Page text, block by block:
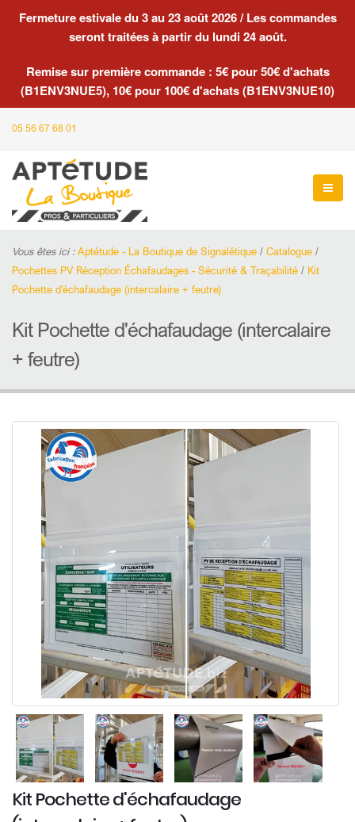
Fermeture estivale du 3 au 23 août 2026 / Les commandes
seront traitées à partir du lundi 24 août.
Remise sur première commande : 5€ pour 50€ d'achats
(B1ENV3NUE5), 10€ pour 100€ d'achats (B1ENV3NUE10)
05 56 67 68 01
Vous êtes ici :Aptétude - La Boutique de Signalétique / Catalogue /
Pochettes PV Réception Échafaudages - Sécurité & Traçabilité / Kit
Pochette d'échafaudage (intercalaire + feutre)
Kit Pochette d'échafaudage (intercalaire
+ feutre)
Kit Pochette d'échafaudage